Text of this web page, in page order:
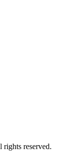
reserved.